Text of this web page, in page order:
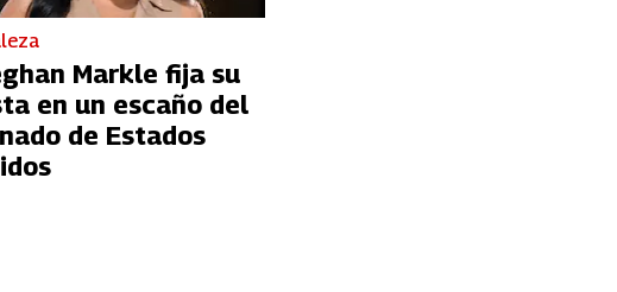
Markle fija su
en un escaño del
de Estados